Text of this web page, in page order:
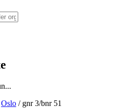
Oslo / gnr3/bnr 51